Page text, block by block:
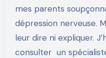
mes parents
dépression nerveuse.
leur dire ni expliquer.
consulter un